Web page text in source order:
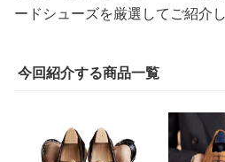
ードシューズを厳選してご紹介し
今回紹介する商品一覧